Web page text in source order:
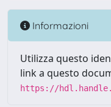
Informazioni
Utilizza questo
link a questo
https://